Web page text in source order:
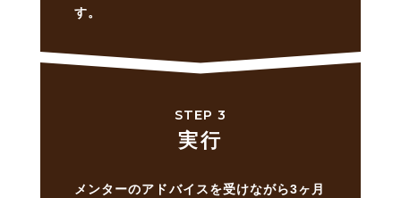
す。
STEP 3
実行
メンターのアドバイスを受けながら3ヶ月